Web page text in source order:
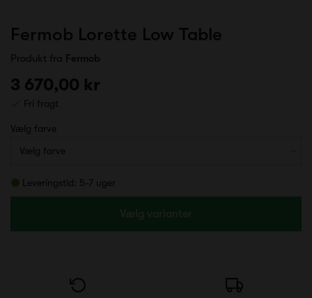
Fermob Lorette Low Table
Produkt fra Fermob
3 670,00 kr
Fri fragt
Vælg farve
Leveringstid: 5-7 uger
Vælg varianter